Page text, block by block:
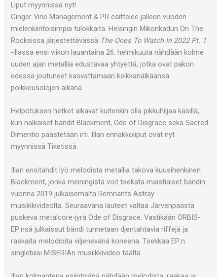
Liput myynnissä nyt!
Ginger Vine Management & PR esittelee jälleen vuoden
mielenkiintoisimpia tulokkaita. Helsingin Mikonkadun On The
Rocksissa järjestettävässä The Ones To Watch In 2022 Pt. 1
-illassa ensi viikon lauantaina 26. helmikuuta nähdään kolme
uuden ajan metallia edustavaa yhtyettä, jotka ovat pakon
edessä joutuneet kasvattamaan keikkanälkäänsä
poikkeusolojen aikana.
Helpotuksen hetket alkavat kuitenkin olla pikkuhiljaa käsillä,
kun nälkäiset bändit Blackment, Ode of Disgrace sekä Sacred
Dimentio päästetään irti. Illan ennakkoliput ovat nyt
myynnissä Tiketissä.
Illan ensitahdit lyö melodista metallia takova kuusihenkinen
Blackment, jonka meiningistä voit tsekata maistiaiset bändin
vuonna 2019 julkaisemalta Remnants Astray -
musiikkivideolta. Seuraavana lauteet valtaa Järvenpäästä
puskeva metalcore-jyrä Ode of Disgrace. Vastikään ORBIS-
EP:nsä julkaissut bändi tunnetaan djentahtavia riffejä ja
raskaita melodioita viljenevänä koneena. Tsekkaa EP:n
singlebiisi MISERIAn musiikkivideo täältä.